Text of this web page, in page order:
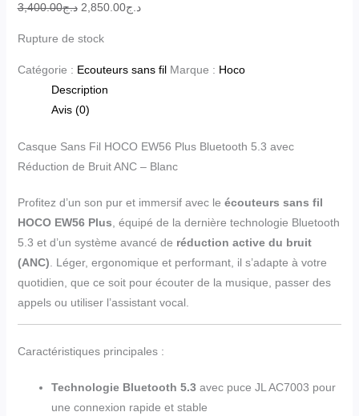
د.ج3,400.00 د.ج2,850.00
Rupture de stock
Catégorie : Ecouteurs sans fil Marque : Hoco
Description
Avis (0)
Casque Sans Fil HOCO EW56 Plus Bluetooth 5.3 avec
Réduction de Bruit ANC – Blanc
Profitez d’un son pur et immersif avec le écouteurs sans fil
HOCO EW56 Plus, équipé de la dernière technologie Bluetooth
5.3 et d’un système avancé de réduction active du bruit
(ANC). Léger, ergonomique et performant, il s’adapte à votre
quotidien, que ce soit pour écouter de la musique, passer des
appels ou utiliser l’assistant vocal.
Caractéristiques principales :
Technologie Bluetooth 5.3avec puce JL AC7003 pour
une connexion rapide et stable